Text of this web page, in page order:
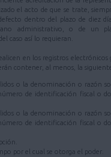
el acto de que se trate,
dentro del plazo de diez
administrativo, o de un
caso así lo requieran.
en los registros electrónicos
contener, al menos, la
o la denominación o razón
de identificación fiscal o
o la denominación o razón
de identificación fiscal o
por el cual se otorga el poder.